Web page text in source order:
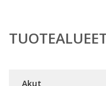
Akut